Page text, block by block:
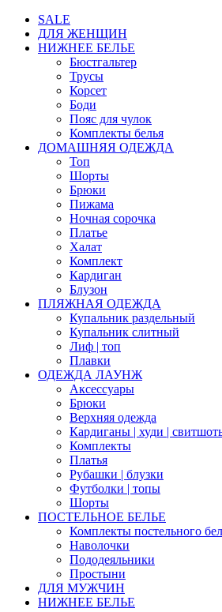
SALE
ДЛЯ ЖЕНЩИН
НИЖНЕЕ БЕЛЬЕ
Бюстгальтер
Трусы
Корсет
Боди
Пояс для чулок
Комплекты белья
ДОМАШНЯЯ ОДЕЖДА
Топ
Шорты
Брюки
Пижама
Ночная сорочка
Платье
Халат
Комплект
Кардиган
Блузон
ПЛЯЖНАЯ ОДЕЖДА
Купальник раздельный
Купальник слитный
Лиф | топ
Плавки
ОДЕЖДА ЛАУНЖ
Аксессуары
Брюки
Верхняя одежда
Кардиганы | худи |
Комплекты
Платья
Рубашки | блузки
Футболки | топы
Шорты
ПОСТЕЛЬНОЕ БЕЛЬЕ
Комплекты постельного
Наволочки
Пододеяльники
Простыни
ДЛЯ МУЖЧИН
НИЖНЕЕ БЕЛЬЕ